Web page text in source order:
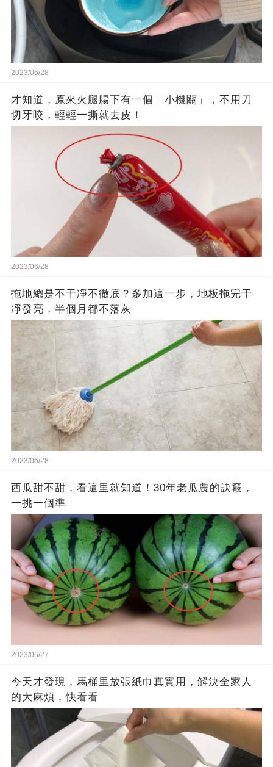
2023/06/28
才知道，原來火腿腸下有一個「小機關」，不用刀
切牙咬，輕輕一撕就去皮！
2023/06/28
拖地總是不干凈不徹底？多加這一步，地板拖完干
凈發亮，半個月都不落灰
2023/06/28
西瓜甜不甜，看這里就知道！30年老瓜農的訣竅，
一挑一個準
2023/06/27
今天才發現，馬桶里放張紙巾真實用，解決全家人
的大麻煩，快看看